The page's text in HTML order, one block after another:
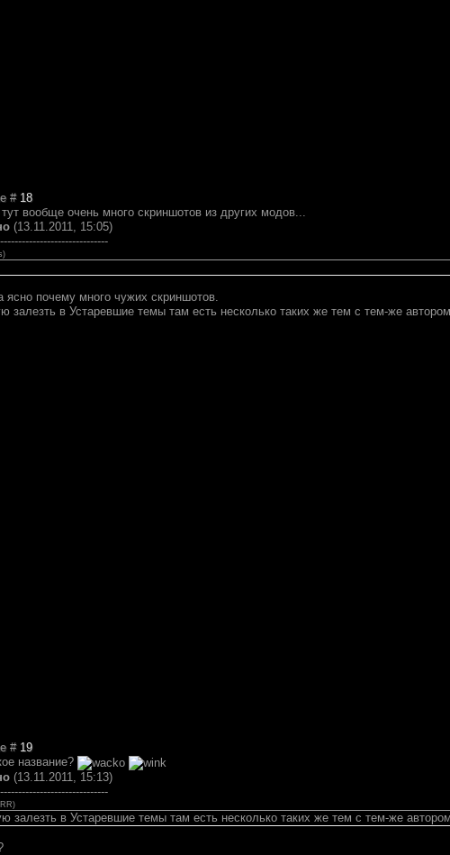
# 18
вообще очень много скриншотов из других модов...
(13.11.2011, 15:05)
)
ясно почему много чужих скриншотов.
залезть в Устаревшие темы там есть несколько таких же тем с тем-же
# 19
название?
(13.11.2011, 15:13)
)
залезть в Устаревшие темы там есть несколько таких же тем с тем-же